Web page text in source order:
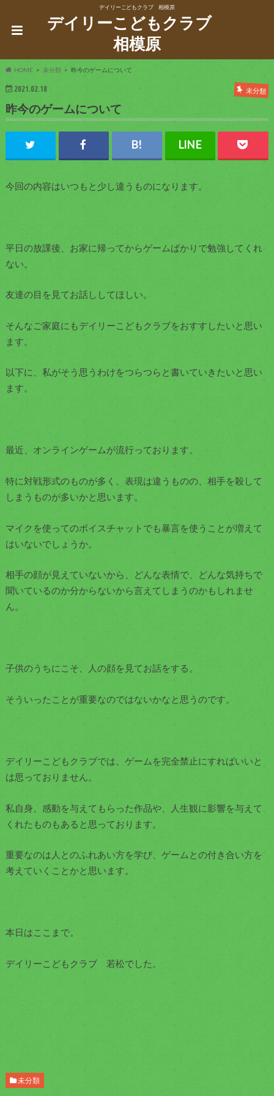
デイリーこどもクラブ 相模原
デイリーこどもクラブ
相模原
HOME 未分類 昨今のゲームについて
2021.02.18 未分類
昨今のゲームについて
今回の内容はいつもと少し違うものになります。
平日の放課後、お家に帰ってからゲームばかりで勉強してくれ
ない。
友達の目を見てお話ししてほしい。
そんなご家庭にもデイリーこどもクラブをおすすしたいと思い
ます。
以下に、私がそう思うわけをつらつらと書いていきたいと思い
ます。
最近、オンラインゲームが流行っております。
特に対戦形式のものが多く、表現は違うものの、相手を殺して
しまうものが多いかと思います。
マイクを使ってのボイスチャットでも暴言を使うことが増えて
はいないでしょうか。
相手の顔が見えていないから、どんな表情で、どんな気持ちで
聞いているのか分からないから言えてしまうのかもしれませ
ん。
子供のうちにこそ、人の顔を見てお話をする。
そういったことが重要なのではないかなと思うのです。
デイリーこどもクラブでは、ゲームを完全禁止にすればいいと
は思っておりません。
私自身、感動を与えてもらった作品や、人生観に影響を与えて
くれたものもあると思っております。
重要なのは人とのふれあい方を学び、ゲームとの付き合い方を
考えていくことかと思います。
本日はここまで。
デイリーこどもクラブ 若松でした。
未分類